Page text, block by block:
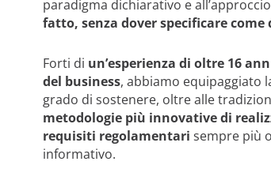
paradigma dichiarativo e
fatto, senza dover specificare come
Forti di un’esperienza di oltre 16
del business, abbiamo equipaggiato
grado di sostenere, oltre alle
metodologie più innovative di
requisiti regolamentari sempre più
informativo.